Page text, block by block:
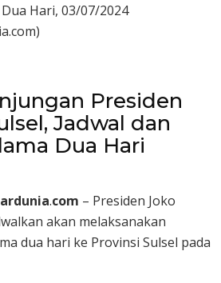
Hari, 03/07/2024
Presiden
Jadwal dan
Dua Hari
.com – Presiden Joko
akan melaksanakan
dua hari ke Provinsi Sulsel pada